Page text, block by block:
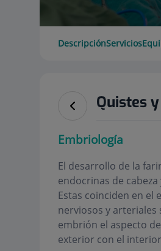
DescripciónServicios
Quistes
Embriología
El desarrollo de la
endocrinas de
Estas coinciden en el
nerviosos y arteriales
embrión el aspecto
exterior con el